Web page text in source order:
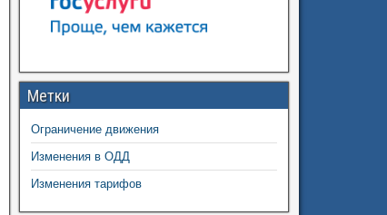
Метки
Ограничение движения
Изменения в ОДД
Изменения тарифов